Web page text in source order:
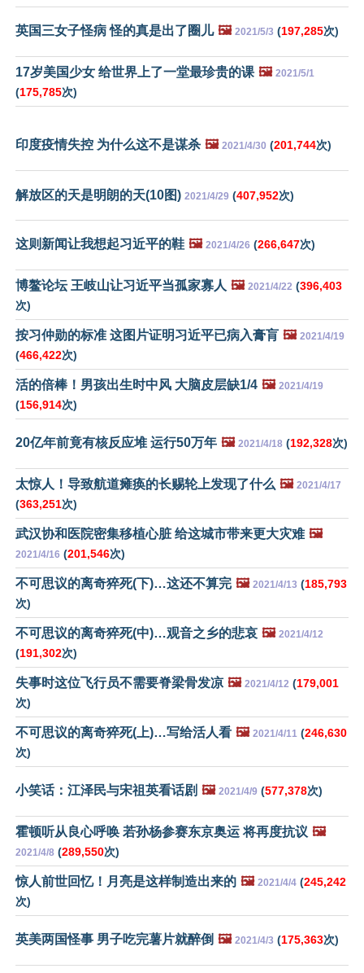
英国三女子怪病 怪的真是出了圈儿 🖼️ 2021/5/3 (197,285次)
17岁美国少女 给世界上了一堂最珍贵的课 🖼️ 2021/5/1
(175,785次)
印度疫情失控 为什么这不是谋杀 🖼️ 2021/4/30 (201,744次)
解放区的天是明朗的天(10图) 2021/4/29 (407,952次)
这则新闻让我想起习近平的鞋 🖼️ 2021/4/26 (266,647次)
博鳌论坛 王岐山让习近平当孤家寡人 🖼️ 2021/4/22 (396,403
次)
按习仲勋的标准 这图片证明习近平已病入膏肓 🖼️ 2021/4/19
(466,422次)
活的倍棒！男孩出生时中风 大脑皮层缺1/4 🖼️ 2021/4/19
(156,914次)
20亿年前竟有核反应堆 运行50万年 🖼️ 2021/4/18 (192,328次)
太惊人！导致航道瘫痪的长赐轮上发现了什么 🖼️ 2021/4/17
(363,251次)
武汉协和医院密集移植心脏 给这城市带来更大灾难 🖼️
2021/4/16 (201,546次)
不可思议的离奇猝死(下)…这还不算完 🖼️ 2021/4/13 (185,793
次)
不可思议的离奇猝死(中)…观音之乡的悲哀 🖼️ 2021/4/12
(191,302次)
失事时这位飞行员不需要脊梁骨发凉 🖼️ 2021/4/12 (179,001
次)
不可思议的离奇猝死(上)…写给活人看 🖼️ 2021/4/11 (246,630
次)
小笑话：江泽民与宋祖英看话剧 🖼️ 2021/4/9 (577,378次)
霍顿听从良心呼唤 若孙杨参赛东京奥运 将再度抗议 🖼️
2021/4/8 (289,550次)
惊人前世回忆！月亮是这样制造出来的 🖼️ 2021/4/4 (245,242
次)
英美两国怪事 男子吃完薯片就醉倒 🖼️ 2021/4/3 (175,363次)